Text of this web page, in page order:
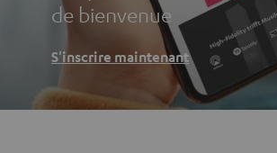
de bienvenue
S'inscrire maintenant